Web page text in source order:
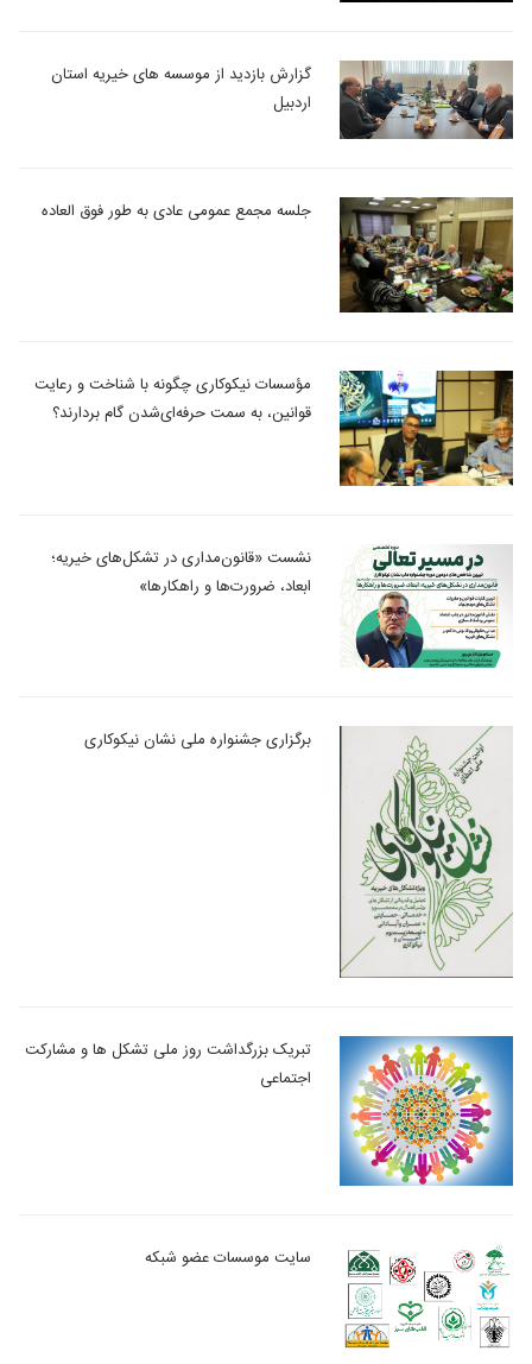
گزارش بازدید از موسسه های خیریه استان
اردبیل
جلسه مجمع عمومی عادی به طور فوق العاده
مؤسسات نیکوکاری چگونه با شناخت و رعایت
قوانین، به سمت حرفه‎‌ای‌شدن گام بردارند؟
نشست «قانون‌مداری در تشکل‌های خیریه؛
ابعاد، ضرورت‌ها و راهکارها»
برگزاری جشنواره ملی نشان نیکوکاری
تبریک بزرگداشت روز ملی تشکل ها و مشارکت
اجتماعی
سایت موسسات عضو شبکه